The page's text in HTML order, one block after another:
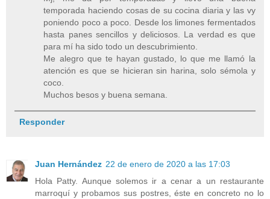
temporada haciendo cosas de su cocina diaria y las vy
poniendo poco a poco. Desde los limones fermentados
hasta panes sencillos y deliciosos. La verdad es que
para mí ha sido todo un descubrimiento.
Me alegro que te hayan gustado, lo que me llamó la
atención es que se hicieran sin harina, solo sémola y
coco.
Muchos besos y buena semana.
Responder
Juan Hernández 22 de enero de 2020 a las 17:03
Hola Patty. Aunque solemos ir a cenar a un restaurante
marroquí y probamos sus postres, éste en concreto no lo